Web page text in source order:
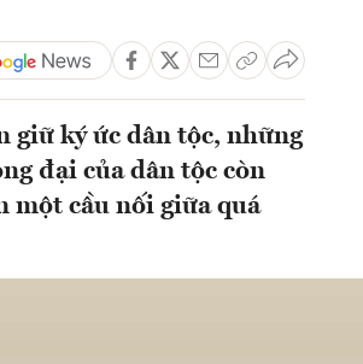
giữ ký ức dân tộc, những
đại của dân tộc còn
một cầu nối giữa quá